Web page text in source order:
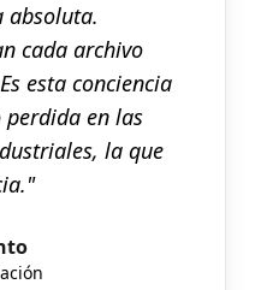
absoluta.
cada archivo
esta conciencia
en las
la que